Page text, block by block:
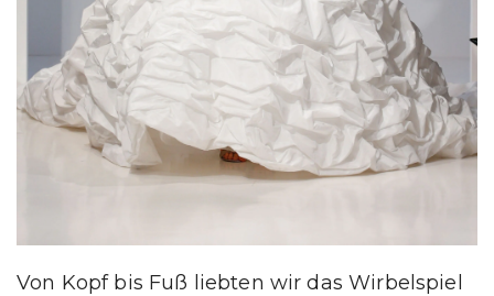
Von Kopf bis Fuß liebten wir das Wirbelspiel